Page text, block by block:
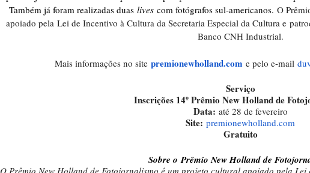
Também já foram realizadas duas livescom fotógrafos sul-americanos. O
apoiado pela Lei de Incentivo à Cultura da Secretaria Especial da Cultura e
Banco CNH Industrial.
Mais informações no site premionewholland.com e pelo e-mail
Serviço
Inscrições 14º Prêmio New Holland de
Data: até 28 de fevereiro
Site: premionewholland.com
Gratuito
Sobre o Prêmio New Holland de
O Prêmio New Holland de Fotojornalismo é um projeto cultural apoiado pela